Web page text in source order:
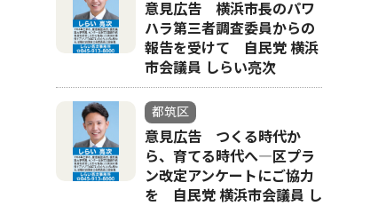
意見広告 横浜市長のパワ
ハラ第三者調査委員からの
報告を受けて 自民党 横浜
市会議員 しらい亮次
都筑区
意見広告 つくる時代か
ら、育てる時代へ―区プラ
ン改定アンケートにご協力
を 自民党 横浜市会議員 し